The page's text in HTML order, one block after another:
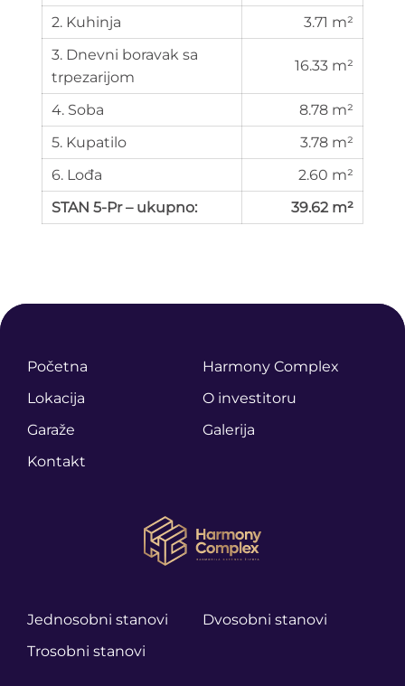
2. Kuhinja
3.71 m²
3. Dnevni boravak sa
trpezarijom
16.33 m²
4. Soba
8.78 m²
5. Kupatilo
3.78 m²
6. Lođa
2.60 m²
STAN 5-Pr – ukupno:
39.62 m²
Početna
Harmony Complex
Lokacija
O investitoru
Garaže
Galerija
Kontakt
Jednosobni stanovi
Dvosobni stanovi
Trosobni stanovi